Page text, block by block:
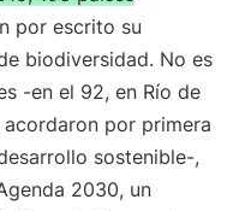
por escrito su
biodiversidad. No es
-en el 92, en Río de
por primera
sostenible-,
2030, un